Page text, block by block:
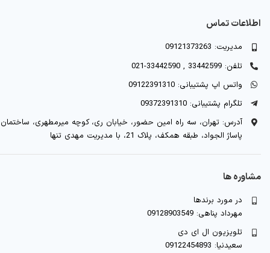
اطلاعات تماس
مدیریت: 09121373263
تلفن: 33442599 , 33442590-021
واتس اپ پشتیبانی: 09122391310
تلگرام پشتیبانی: 09372391310
آدرس: تهران، سه راه امین حضور، خیابان ری، کوچه میرمطهری، ساختمان
پاساژ الجواد، طبقه همکف، پلاک 21، با مدیریت مهدی تنها
مشاوره ها
در مورد برندها
مهرداد پناهی: 09128903549
تلویزیون ال ای دی
سعیدنیا: 09122454893